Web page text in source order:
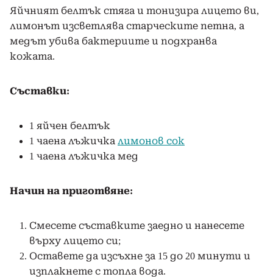
Яйчният белтък стяга и тонизира лицето ви,
лимонът изсветлява старческите петна, а
медът убива бактериите и подхранва
кожата.
Съставки:
1 яйчен белтък
1 чаена лъжичка лимонов сок
1 чаена лъжичка мед
Начин на приготвяне:
Смесете съставките заедно и нанесете
върху лицето си;
Оставете да изсъхне за 15 до 20 минути и
изплакнете с топла вода.